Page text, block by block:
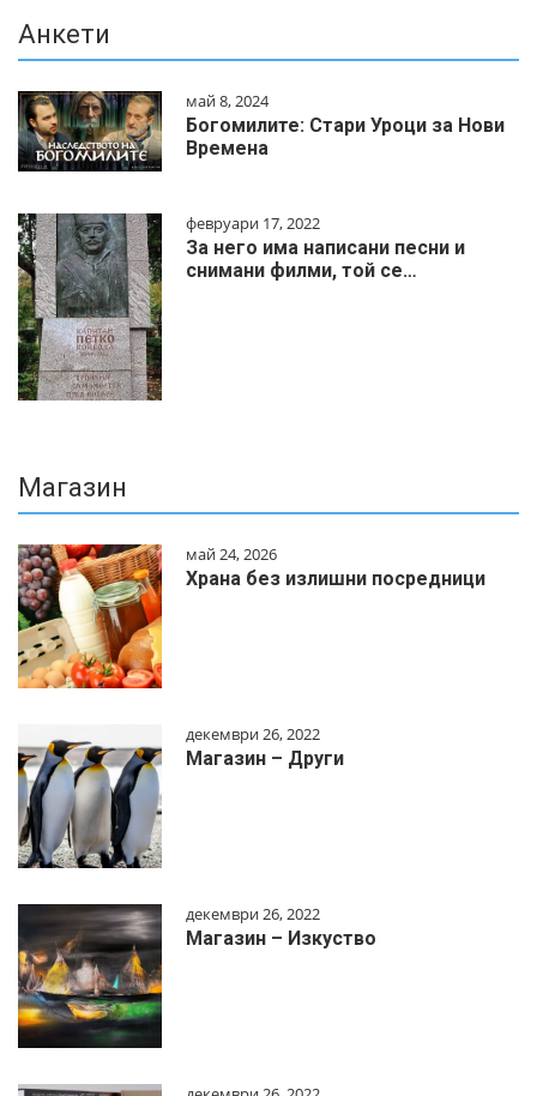
Анкети
май 8, 2024
Богомилите: Стари Уроци за Нови
Времена
февруари 17, 2022
За него има написани песни и
снимани филми, той се…
Магазин
май 24, 2026
Храна без излишни посредници
декември 26, 2022
Магазин – Други
декември 26, 2022
Магазин – Изкуство